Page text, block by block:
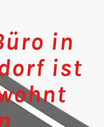
in
ist